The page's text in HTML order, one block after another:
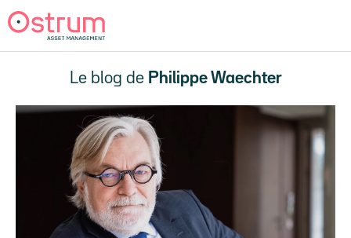
Le blog de Philippe Waechter